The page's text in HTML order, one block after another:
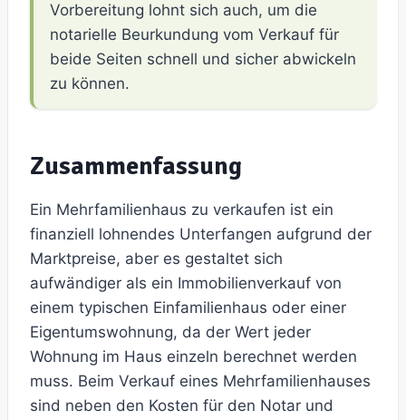
Vorbereitung lohnt sich auch, um die
notarielle Beurkundung vom Verkauf für
beide Seiten schnell und sicher abwickeln
zu können.
Zusammenfassung
Ein Mehrfamilienhaus zu verkaufen ist ein
finanziell lohnendes Unterfangen aufgrund der
Marktpreise, aber es gestaltet sich
aufwändiger als ein Immobilienverkauf von
einem typischen Einfamilienhaus oder einer
Eigentumswohnung, da der Wert jeder
Wohnung im Haus einzeln berechnet werden
muss. Beim Verkauf eines Mehrfamilienhauses
sind neben den Kosten für den Notar und